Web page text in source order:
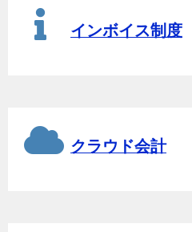
インボイス制度
クラウド会計